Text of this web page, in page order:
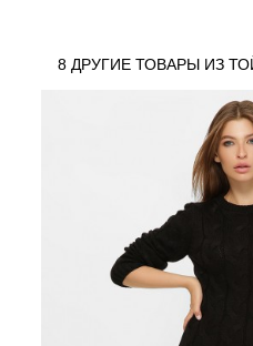
8 ДРУГИЕ ТОВАРЫ ИЗ